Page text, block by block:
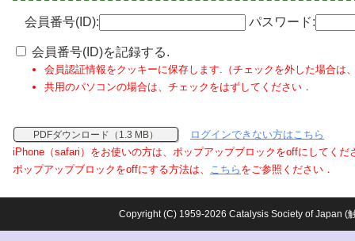
会員番号(ID): パスワード:
会員番号(ID)を記録する.
会員認証情報をクッキーに保存します.（チェックを外した場合は
共用のパソコンの場合は、チェックをはずしてください．
PDFダウンロード（1.3 MB）
ログインできない方はこちら
iPhone（safari）をお使いの方は、ポップアップブロックをoffにしてくだ
ポップアップブロックをoffにする方法は、 こちら をご参照ください．
Copyright (C) 1959-2026 Catalysis Society of Japan (